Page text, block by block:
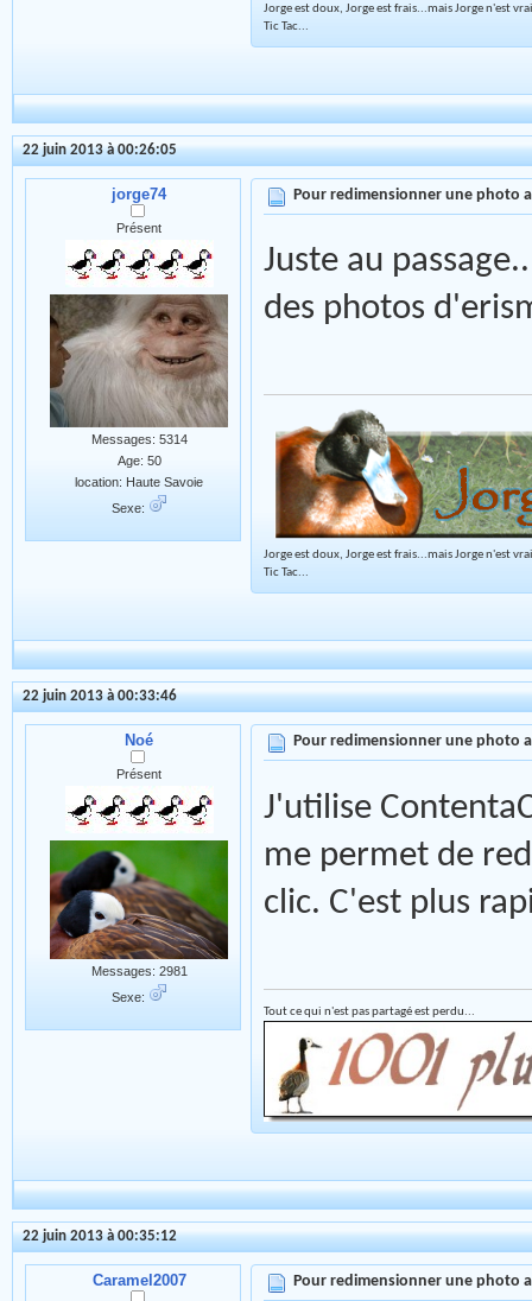
Jorge est doux, Jorge est frais...mais Jorge n'est
Tic Tac...
22 juin 2013 à 00:26:05
jorge74
Présent
Messages: 5314
Age: 50
location: Haute Savoie
Sexe:
Pour redimensionner une photo
Juste au
des photos
Jorge est doux, Jorge est frais...mais Jorge n'est
Tic Tac...
22 juin 2013 à 00:33:46
Noé
Présent
Messages: 2981
Sexe:
Pour redimensionner une photo
J'utilise
me permet de
clic. C'est plus
Tout ce qui n'est pas partagé est perdu...
22 juin 2013 à 00:35:12
Caramel2007 Pour redimensionner une photo